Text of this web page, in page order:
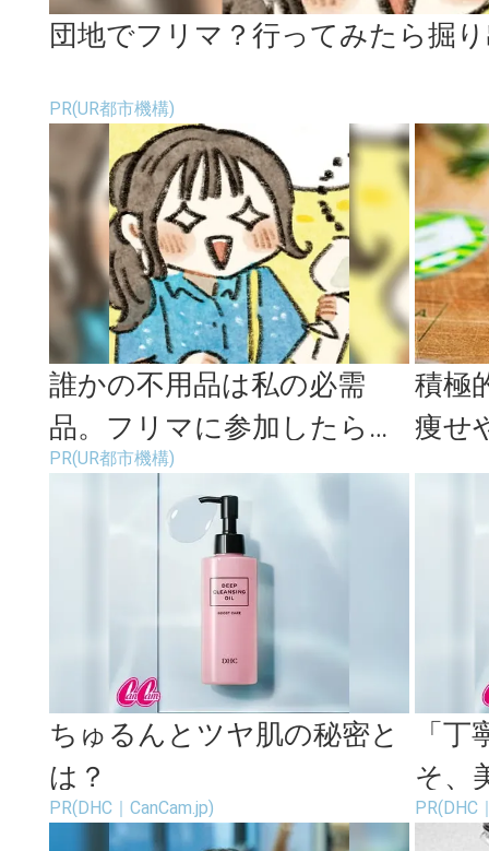
団地でフリマ？行ってみたら掘
PR(UR都市機構)
誰かの不用品は私の必需
品。フリマに参加したらお
宝だらけだった
PR(UR都市機構)
積極
痩せ
つ「
ちゅるんとツヤ肌の秘密と
は？
PR(DHC｜CanCam.jp)
「
そ、
PR(DHC